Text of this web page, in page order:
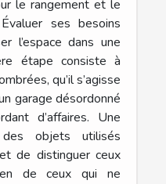
le rangement et le
ses besoins
l’espace dans une
étape consiste à
qu’il s’agisse
garage désordonné
d’affaires. Une
des objets utilisés
de distinguer ceux
de ceux qui ne